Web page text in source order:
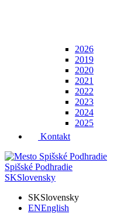
2026
2019
2020
2021
2022
2023
2024
2025
Kontakt
Spišské Podhradie
SKSlovensky
SKSlovensky
ENEnglish